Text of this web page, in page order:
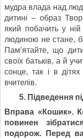
мудра влада над
дитині – образ
який побачить у
людиною не стане,
Пам’ятайте, що
своїх батьків, а й
сонце, так і в
вчителів.
5. Підведення
Вправа «Кошик».
повинен
подорож. Перед